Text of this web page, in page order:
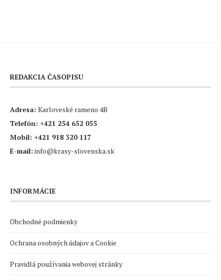
REDAKCIA ČASOPISU
Adresa: Karloveské rameno 4B
Telefón: +421 254 652 055
Mobil: +421 918 320 117
E-mail: info@krasy-slovenska.sk
INFORMÁCIE
Obchodné podmienky
Ochrana osobných údajov a Cookie
Pravidlá používania webovej stránky